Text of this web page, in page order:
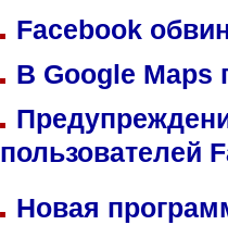
Facebook
В Google Maps
пользователей
Новая